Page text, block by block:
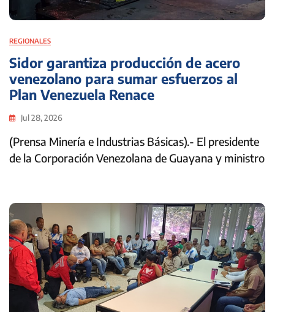
REGIONALES
Sidor garantiza producción de acero
venezolano para sumar esfuerzos al
Plan Venezuela Renace
Jul 28, 2026
(Prensa Minería e Industrias Básicas).- El presidente
de la Corporación Venezolana de Guayana y ministro